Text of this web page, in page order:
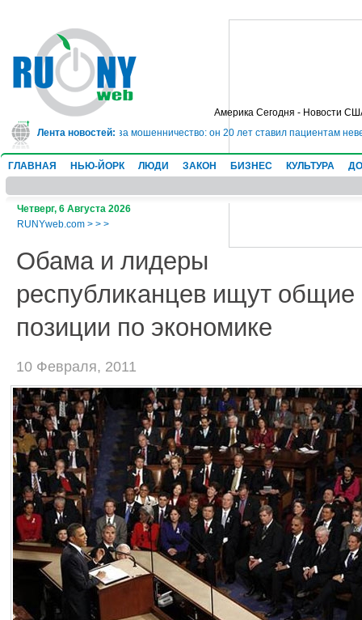
Америка Сегодня - Новости
Лента новостей:
в тюрьму на 10 лет за мошенничество: он 20 лет ставил пациентам
ГЛАВНАЯ НЬЮ-ЙОРК ЛЮДИ ЗАКОН БИЗНЕС КУЛЬТУРА
Четверг, 6 Августа 2026
RUNYweb.com > > >
Обама и лидеры
республиканцев ищут общие
позиции по экономике
10 Февраля, 2011